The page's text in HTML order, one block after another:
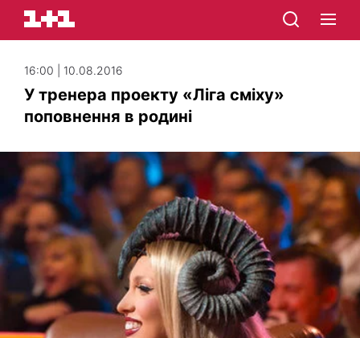
16:00 | 10.08.2016
У тренера проекту «Ліга сміху»
поповнення в родині